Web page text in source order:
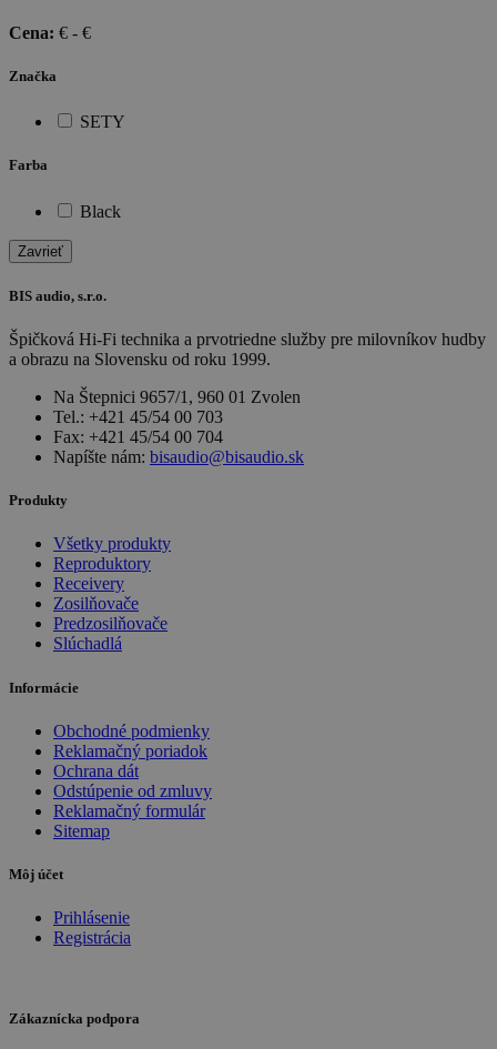
Cena: € - €
Značka
SETY
Farba
Black
Zavrieť
BIS audio, s.r.o.
Špičková Hi-Fi technika a prvotriedne služby pre milovníkov hudby
a obrazu na Slovensku od roku 1999.
Na Štepnici 9657/1, 960 01 Zvolen
Tel.: +421 45/54 00 703
Fax: +421 45/54 00 704
Napíšte nám: bisaudio@bisaudio.sk
Produkty
Všetky produkty
Reproduktory
Receivery
Zosilňovače
Predzosilňovače
Slúchadlá
Informácie
Obchodné podmienky
Reklamačný poriadok
Ochrana dát
Odstúpenie od zmluvy
Reklamačný formulár
Sitemap
Môj účet
Prihlásenie
Registrácia
Zákaznícka podpora